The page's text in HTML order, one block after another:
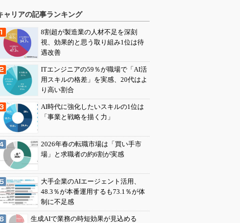
ャリアの記事ランキング
8割超が製造業の人材不足を深刻
視、効果的と思う取り組み1位は待
遇改善
ITエンジニアの59％が職場で「AI活
用スキルの格差」を実感、20代はよ
り高い割合
AI時代に強化したいスキルの1位は
「事業と戦略を描く力」
2026年春の転職市場は「買い手市
場」と求職者の約6割が実感
大手企業のAIエージェント活用、
48.3％が本番運用するも73.1％が体
制に不足感
生成AIで業務の時短効果が見込める